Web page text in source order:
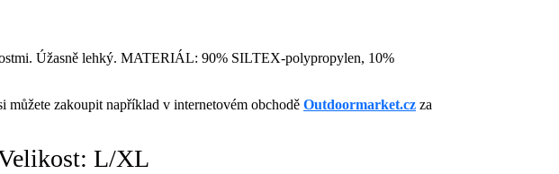
Úžasně lehký. MATERIÁL: 90% SILTEX-polypropylen, 10%
můžete zakoupit například v internetovém obchodě Outdoormarket.cz za
L/XL